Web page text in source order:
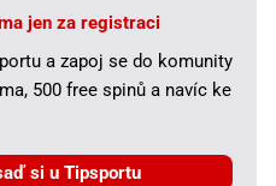
jen za registraci
a zapoj se do komunity
500 free spinů a navíc ke
si u Tipsportu